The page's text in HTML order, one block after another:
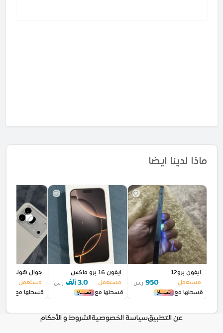
ماذا لدينا ايضا
ايفون برو12
مستعمل
950 ر.س
قسطها مع
ايفون 16 برو ماكس
مستعمل
3.0 ألف ر.س
قسطها مع
جوال هونر 600 برو
مستعمل
قسطها مع
عن التطبيقسياسة الخصوصيةالشروط و الأحكام